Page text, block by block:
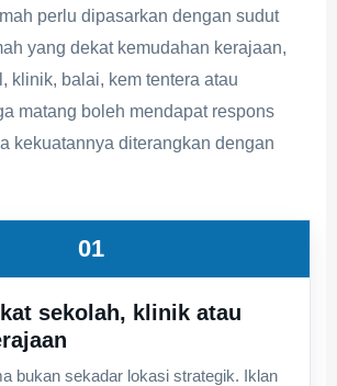
perlu dipasarkan dengan sudut
yang dekat kemudahan kerajaan,
klinik, balai, kem tentera atau
matang boleh mendapat respons
kekuatannya diterangkan dengan
01
sekolah, klinik atau
bukan sekadar lokasi strategik. Iklan